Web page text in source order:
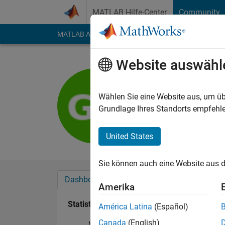
MATLAB Hilfe-Center Community
MATLAB Answers File Exchange Cody
Last seen: etwa 3
Followers:0
Dashboard
Statistik
Website
Wählen Sie eine Website aus, um
Grundlage Ihres Standorts
United States
Sie können auch eine Website aus
Amerika
América Latina (Español)
Canada (English)